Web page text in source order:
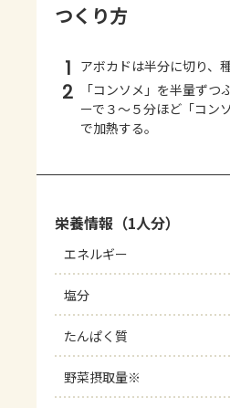
つくり方
1 アボカドは半分に切り、
2
「コンソメ」を半量ずつ
ーで３～５分ほど「コン
で加熱する。
栄養情報（1人分）
エネルギー
塩分
たんぱく質
野菜摂取量※